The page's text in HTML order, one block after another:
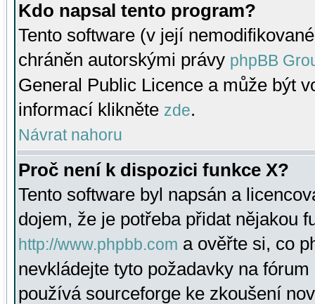
Kdo napsal tento program?
Tento software (v její
chráněn autorskými právy phpBB
General Public Licence a může být
informací klikněte zde.
Návrat nahoru
Proč není k dispozici funkce X?
Tento software byl napsán a
dojem, že je potřeba přidat nějakou
http://www.phpbb.com a ověřte si, co
nevkládejte tyto požadavky na
používá sourceforge ke zkoušení